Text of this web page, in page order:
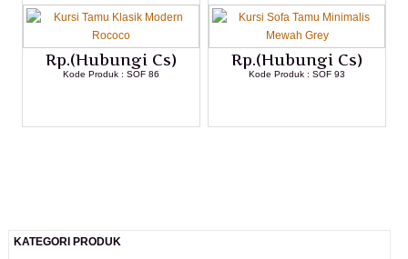
Rp.(Hubungi Cs)
Kode Produk : SOF 86
Rp.(Hubungi Cs)
Kode Produk : SOF 93
KATEGORI PRODUK